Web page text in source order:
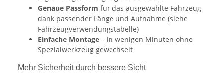
Genaue Passform für das ausgewählte Fahrzeug
dank passender Länge und Aufnahme (siehe
Fahrzeugverwendungstabelle)
Einfache Montage – in wenigen Minuten ohne
Spezialwerkzeug gewechselt
Mehr Sicherheit durch bessere Sicht